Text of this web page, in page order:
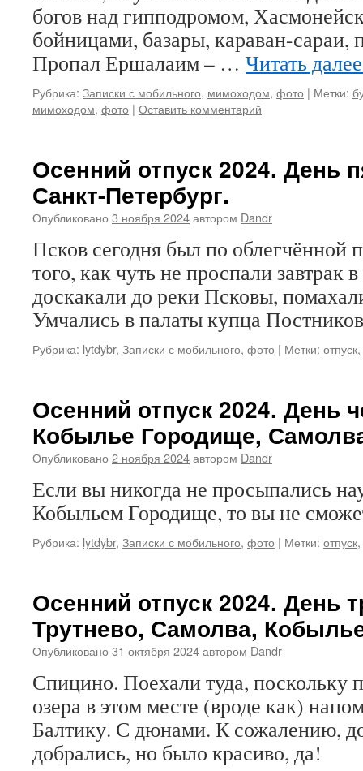
богов над гипподромом,
бойницами, базары, караван-
Пропал Ершалаим – … Читать
Рубрика: Записки с мобильного, мимоходом, фото | Метки:
мимоходом, фото | Оставить комментарий
Осенний отпуск 2024. День
Санкт-Петербург.
Опубликовано 3 ноября 2024автором Dandr
Псков сегодня был по облегчённой
того, как чуть не проспали завтрак
доскакали до реки Псковы,
Умчались в палаты купца
Рубрика: lytdybr, Записки с мобильного, фото | Метки: отпуск,
Осенний отпуск 2024. День
Кобылье Городище,
Опубликовано 2 ноября 2024автором Dandr
Если вы никогда не просыпались
Кобыльем Городище, то вы не
Рубрика: lytdybr, Записки с мобильного, фото | Метки: отпуск,
Осенний отпуск 2024. День
Трутнево, Самолва,
Опубликовано 31 октября 2024автором Dandr
Спицино. Поехали туда, поскольку
озера в этом месте (вроде как)
Балтику. С дюнами. К сожалению,
добрались, но было красиво, да!